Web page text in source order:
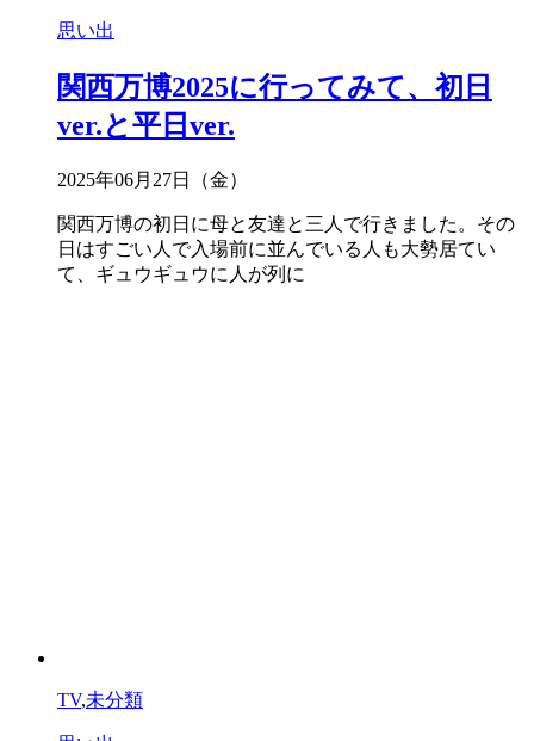
思い出
関西万博2025に行ってみて、初日
ver.と平日ver.
2025年06月27日（金）
関西万博の初日に母と友達と三人で行きました。その
日はすごい人で入場前に並んでいる人も大勢居てい
て、ギュウギュウに人が列に
TV,未分類